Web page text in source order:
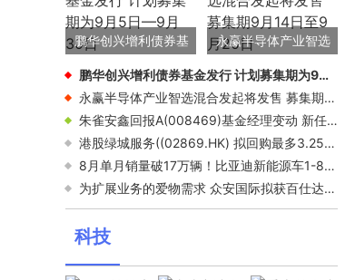
鹏华创兴增利债券基
金发行 计划募集期为
9月5日—9月30日
永赢半导体产业智选
混合发起将发售 募集
期9月14日至9月20
日
鹏华创兴增利债券基金发行 计划募集期为9月5日—9月30日
永赢半导体产业智选混合发起将发售 募集期9月14日至9月20日
朱雀安鑫回报A(008469)基金经理变动 新任基金经理王壮飞
港股绿城服务((02869.HK) 拟回购最多3.25亿股公司股份
8月单月销量破17万辆！比亚迪新能源车1-8月累计销量为983844辆
为扩展业务的爱物需求 众安国际拟获百仕达额外增资1.03亿美元
科技